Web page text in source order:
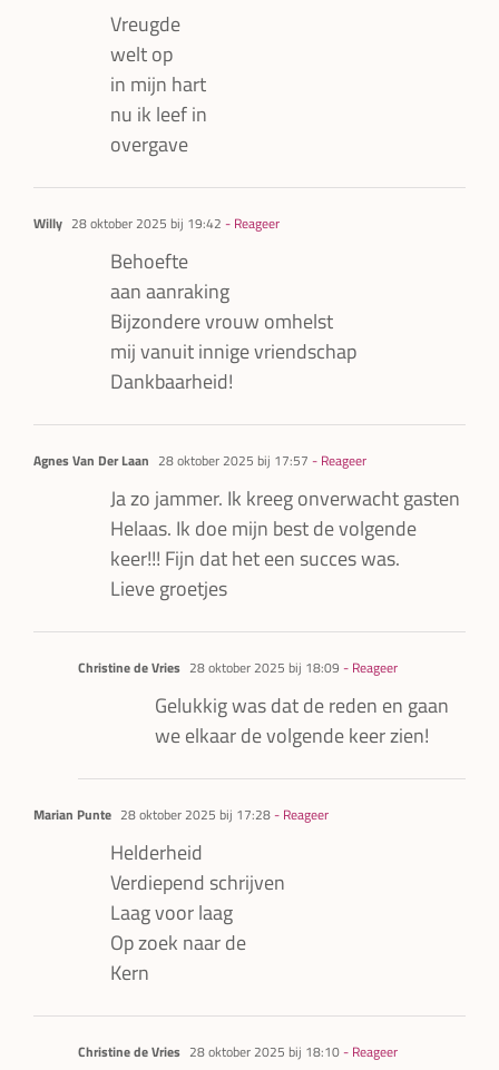
Vreugde
welt op
in mijn hart
nu ik leef in
overgave
Willy 28 oktober 2025 bij 19:42 - Reageer
Behoefte
aan aanraking
Bijzondere vrouw omhelst
mij vanuit innige vriendschap
Dankbaarheid!
Agnes Van Der Laan 28 oktober 2025 bij 17:57 - Reageer
Ja zo jammer. Ik kreeg onverwacht gasten
Helaas. Ik doe mijn best de volgende
keer!!! Fijn dat het een succes was.
Lieve groetjes
Christine de Vries 28 oktober 2025 bij 18:09 - Reageer
Gelukkig was dat de reden en gaan
we elkaar de volgende keer zien!
Marian Punte 28 oktober 2025 bij 17:28- Reageer
Helderheid
Verdiepend schrijven
Laag voor laag
Op zoek naar de
Kern
Christine de Vries 28 oktober 2025 bij 18:10- Reageer